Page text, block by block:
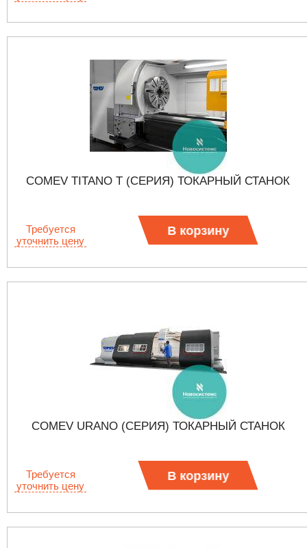
COMEV TITANO T (СЕРИЯ) ТОКАРНЫЙ СТАНОК
Требуется
уточнить цену
В корзину
COMEV URANO (СЕРИЯ) ТОКАРНЫЙ СТАНОК
Требуется
уточнить цену
В корзину